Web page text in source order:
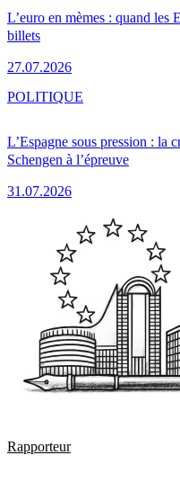
L’euro en mèmes : quand les
billets
27.07.2026
L’Espagne sous pression : la
Schengen à l’épreuve
31.07.2026
POLITIQUE
Rapporteur